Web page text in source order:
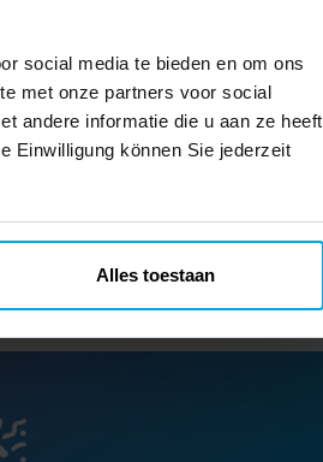
social media te bieden en om ons
met onze partners voor social
andere informatie die u aan ze heeft
Einwilligung können Sie jederzeit
Alles toestaan
Muffins/Cupcakes
Halloween